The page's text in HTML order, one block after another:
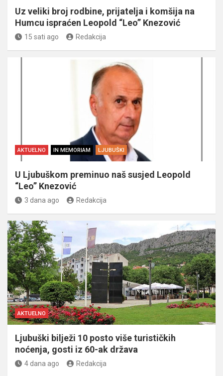
Uz veliki broj rodbine, prijatelja i komšija na
Humcu ispraćen Leopold “Leo” Knezović
15 sati ago Redakcija
AKTUELNO IN MEMORIAM LJUBUŠKI
U Ljubuškom preminuo naš susjed Leopold
“Leo” Knezović
3 dana ago Redakcija
AKTUELNO
Ljubuški bilježi 10 posto više turističkih
noćenja, gosti iz 60-ak država
4 dana ago Redakcija